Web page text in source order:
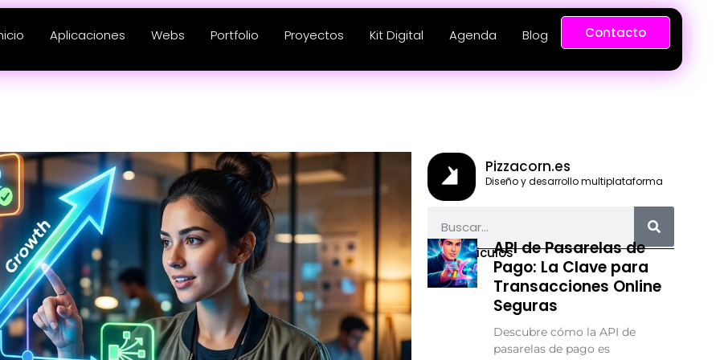
Aplicaciones Webs Portfolio Proyectos Kit Digital Agenda Blog Contacto
Pizzacorn.es
Diseño y desarrollo multiplataforma
Más articulosAPI de Pasarelas de
Pago: La Clave para
Transacciones Online
Seguras
Descubre cómo la API de
pasarelas de pago es